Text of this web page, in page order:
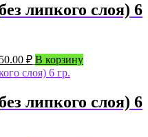
липкого слоя) 6
₽.
₽Текущая
цена:
В корзину
липкого слоя) 6